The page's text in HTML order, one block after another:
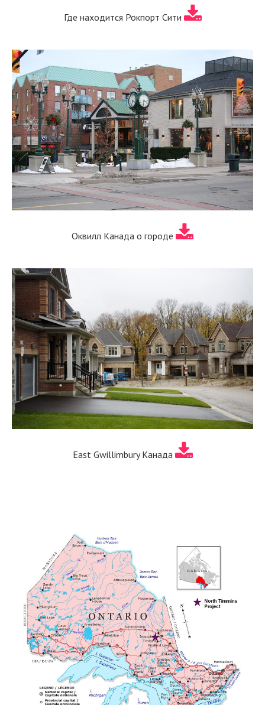
Где находится Рокпорт Сити
Оквилл Канада о городе
East Gwillimbury Канада